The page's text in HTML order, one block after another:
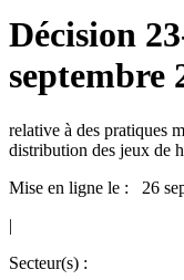
Décision
septembre
relative à des pratiques
distribution des jeux de
Mise en ligne le : 26
|
Secteur(s) :